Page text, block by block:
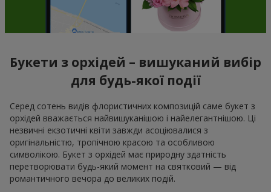
Букети з орхідей – вишуканий вибір
для будь-якої події
Серед сотень видів флористичних композицій саме букет з
орхідей вважається найвишуканішою і найелегантнішою. Ці
незвичні екзотичні квіти завжди асоціювалися з
оригінальністю, тропічною красою та особливою
символікою. Букет з орхідей має природну здатність
перетворювати будь-який момент на святковий — від
романтичного вечора до великих подій.